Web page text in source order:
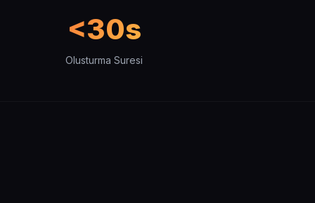
<30s
Olusturma Suresi